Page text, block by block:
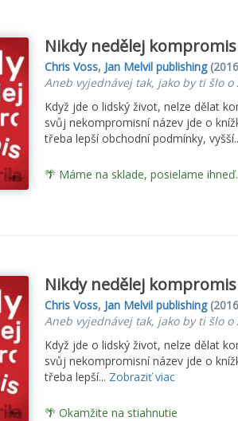
Nikdy nedělej kompromis
Chris Voss, Jan Melvil publishing
Aneb vyjednávej tak, jako by ti šlo o
Když jde o lidský život, nelze dělat
svůj nekompromisní název jde o
třeba lepší obchodní podmínky,
🌴 Máme na sklade, posielame ihneď.
Nikdy nedělej
Chris Voss, Jan Melvil publishing
Aneb vyjednávej tak, jako by ti šlo o
Když jde o lidský život, nelze dělat
svůj nekompromisní název jde o
třeba lepší... Zobraziť viac
🌴 Okamžite na stiahnutie